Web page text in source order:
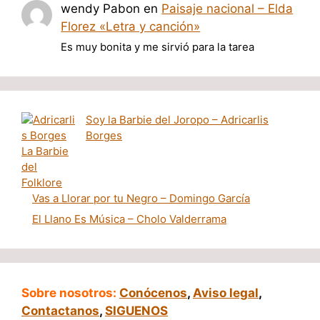
wendy Pabon en Paisaje nacional – Elda
Florez «Letra y canción»
Es muy bonita y me sirvió para la tarea
Soy la Barbie del Joropo – Adricarlis
Borges
Vas a Llorar por tu Negro – Domingo García
El Llano Es Música – Cholo Valderrama
Sobre nosotros: Conócenos, Aviso legal,
Contactanos, SIGUENOS